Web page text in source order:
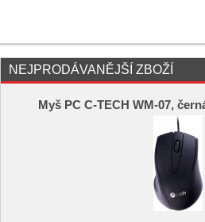
NEJPRODÁVANĚJŠÍ ZBOŽÍ
Myš PC C-TECH WM-07,